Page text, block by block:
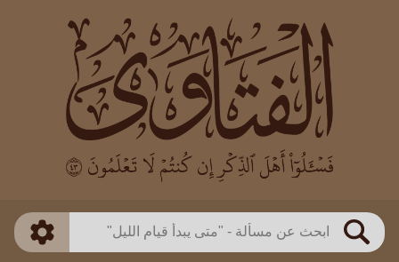
بحث
العالم
بن باز
بن العثيمين
اللجنة الدائمة
طريقة البحث
ذكي